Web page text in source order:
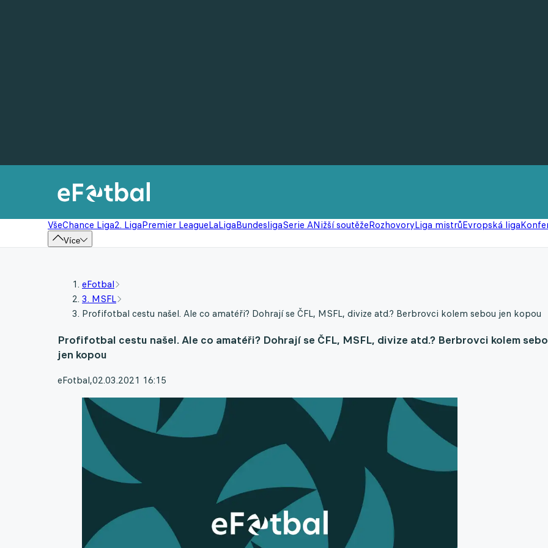
VšeChance Liga2. LigaPremier LeagueLaLigaBundesligaSerie ANižší soutěžeRozhovoryLiga mistrůEvropská liga
Více
eFotbal
3. MSFL
Profifotbal cestu našel. Ale co amatéři? Dohrají se ČFL, MSFL, divize atd.? Berbrovci kolem sebou jen kopou
Profifotbal cestu našel. Ale co amatéři? Dohrají se ČFL, MSFL, divize atd.? Berbrovci kolem
jen kopou
eFotbal,02.03.2021 16:15